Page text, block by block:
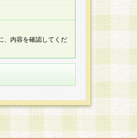
提 供いただいたも
を希望されない場
ことによって、当
予めご了承くださ
・ 利用停止等を求
り、法令に準拠し
し、当社が承認した
、内容を確認してくだ